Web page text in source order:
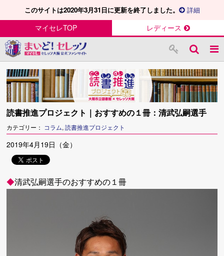
このサイトは2020年3月31日に更新を終了しました。 詳細
マイセレTOP レディース
読書推進プロジェクト｜おすすめの１冊：清武弘嗣選手
カテゴリー： コラム, 読書推進プロジェクト
2019年4月19日（金）
◆清武弘嗣選手のおすすめの１冊